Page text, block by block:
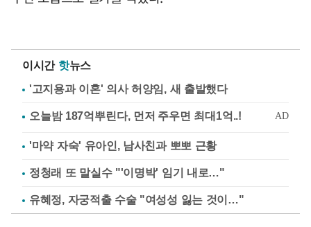
이시간 핫뉴스
'고지용과 이혼' 의사 허양임, 새 출발했다
'마약 자숙' 유아인, 남사친과 뽀뽀 근황
정청래 또 말실수 "'이명박' 임기 내로…"
유혜정, 자궁적출 수술 "여성성 잃는 것이…"